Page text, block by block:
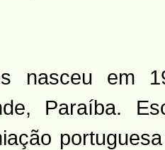
nasceu em
Paraíba.